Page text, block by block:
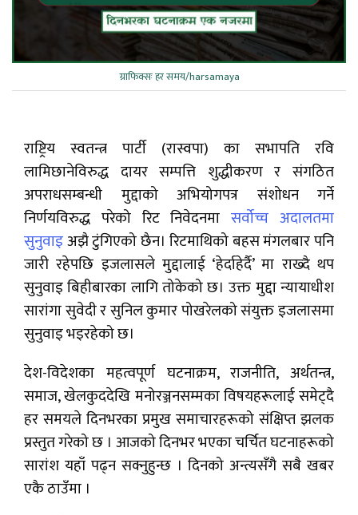
ग्राफिक्सः हर समय/harsamaya
राष्ट्रिय स्वतन्त्र पार्टी (रास्वपा) का सभापति रवि
लामिछानेविरुद्ध दायर सम्पत्ति शुद्धीकरण र संगठित
अपराधसम्बन्धी मुद्दाको अभियोगपत्र संशोधन गर्ने
निर्णयविरुद्ध परेको रिट निवेदनमासर्वोच्च अदालतमा
सुनुवाइअझै टुंगिएको छैन। रिटमाथिको बहस मंगलबार पनि
जारी रहेपछि इजलासले मुद्दालाई ‘हेर्दाहेर्दै’ मा राख्दै थप
सुनुवाइ बिहीबारका लागि तोकेको छ। उक्त मुद्दा न्यायाधीश
सारांगा सुवेदी र सुनिल कुमार पोखरेलको संयुक्त इजलासमा
सुनुवाइ भइरहेको छ।
देश-विदेशका महत्वपूर्ण घटनाक्रम, राजनीति, अर्थतन्त्र,
समाज, खेलकुददेखि मनोरञ्जनसम्मका विषयहरूलाई समेट्दै
हर समयले दिनभरका प्रमुख समाचारहरूको संक्षिप्त झलक
प्रस्तुत गरेको छ । आजको दिनभर भएका चर्चित घटनाहरूको
सारांश यहाँ पढ्न सक्नुहुन्छ । दिनको अन्त्यसँगै सबै खबर
एकै ठाउँमा ।